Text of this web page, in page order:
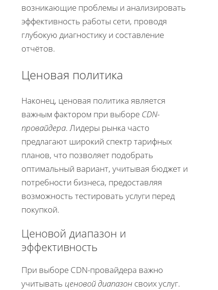
возникающие проблемы и анализировать
эффективность работы сети, проводя
глубокую диагностику и составление
отчётов.
Ценовая политика
Наконец, ценовая политика является
важным фактором при выборе CDN-
провайдера. Лидеры рынка часто
предлагают широкий спектр тарифных
планов, что позволяет подобрать
оптимальный вариант, учитывая бюджет и
потребности бизнеса, предоставляя
возможность тестировать услуги перед
покупкой.
Ценовой диапазон и
эффективность
При выборе CDN-провайдера важно
учитывать ценовой диапазон своих услуг.